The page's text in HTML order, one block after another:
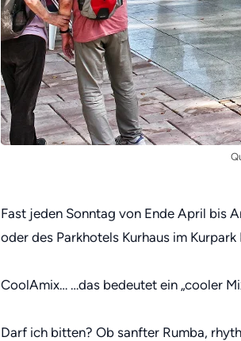
Fast jeden Sonntag von Ende April bis
oder des Parkhotels Kurhaus im
CoolAmix… …das bedeutet ein „cooler
Darf ich bitten? Ob sanfter Rumba,